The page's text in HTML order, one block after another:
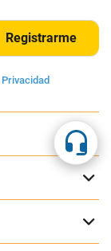
exclusivos